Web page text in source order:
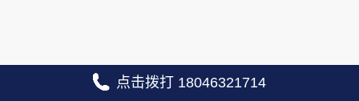
点击拨打 18046321714